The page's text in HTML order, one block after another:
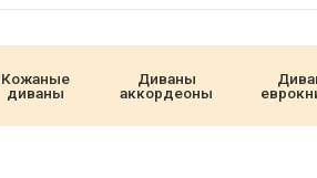
Кожаные
диваны
Диваны
аккордеоны